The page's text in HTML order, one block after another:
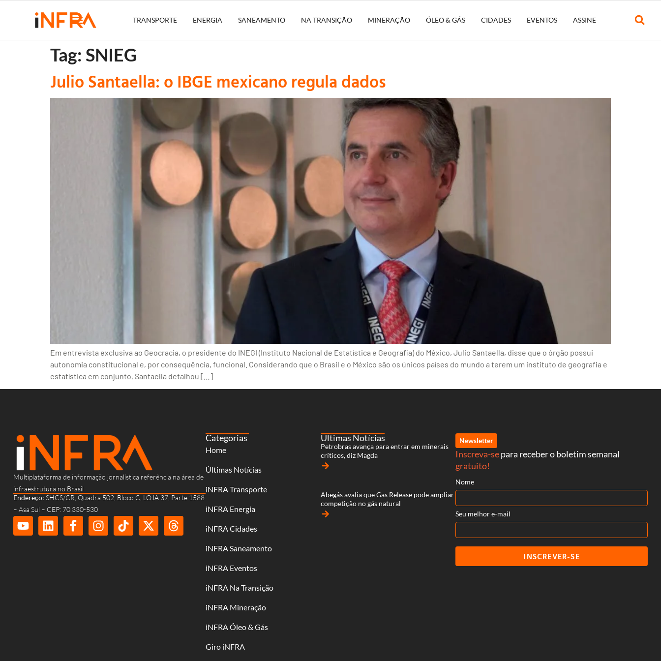
TRANSPORTE ENERGIA SANEAMENTO NA TRANSIÇÃO MINERAÇÃO ÓLEO & GÁS CIDADES EVENTOS ASSINE
Tag: SNIEG
Julio Santaella: o IBGE mexicano regula dados
Em entrevista exclusiva ao Geocracia, o presidente do INEGI (Instituto Nacional de Estatística e Geografia) do México, Julio Santaella, disse que o órgão possui
autonomia constitucional e, por consequência, funcional. Considerando que o Brasil e o México são os únicos países do mundo a terem um instituto de geografia e
estatística em conjunto, Santaella detalhou […]
Multiplataforma de informação jornalística referência na área de
infraestrutura no Brasil
Endereço: SHCS/CR, Quadra 502, Bloco C, LOJA 37, Parte 1588
– Asa Sul – CEP: 70.330-530
Categorias
Home
Últimas Notícias
iNFRA Transporte
iNFRA Energia
iNFRA Cidades
iNFRA Saneamento
iNFRA Eventos
iNFRA Na Transição
iNFRA Mineração
iNFRA Óleo & Gás
Giro iNFRA
Últimas Notícias
Petrobras avança para entrar em minerais
críticos, diz Magda
arrow_forward
Abegás avalia que Gas Release pode ampliar
competição no gás natural
arrow_forward
Newsletter
Inscreva-separa receber o boletim semanal
gratuito!
Nome
Seu melhor e-mail
INSCREVER-SE